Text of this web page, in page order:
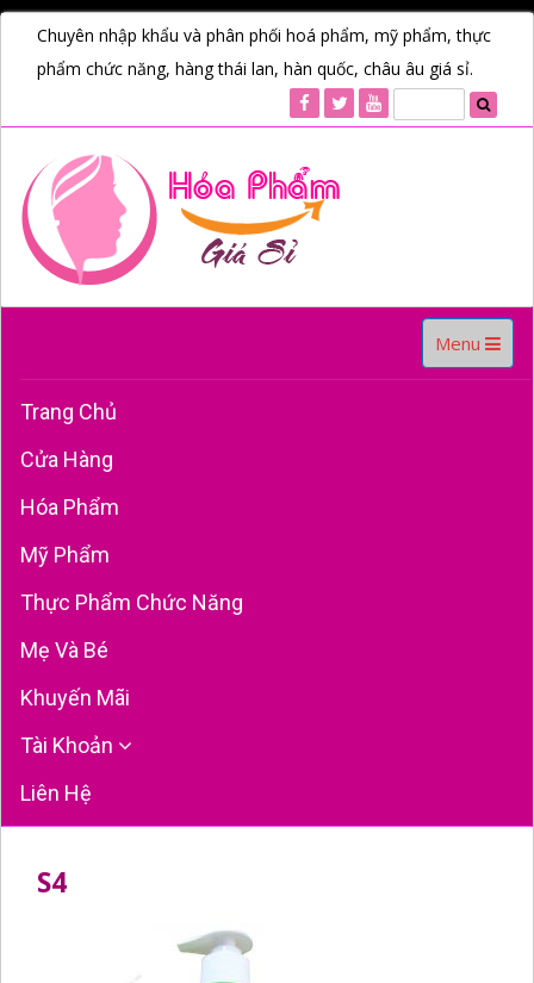
Chuyên nhập khẩu và phân phối hoá phẩm, mỹ phẩm, thực
phẩm chức năng, hàng thái lan, hàn quốc, châu âu giá sỉ.
Toggle
navigation
Menu
Trang Chủ
Cửa Hàng
Hóa Phẩm
Mỹ Phẩm
Thực Phẩm Chức Năng
Mẹ Và Bé
Khuyến Mãi
Tài Khoản
Liên Hệ
S4